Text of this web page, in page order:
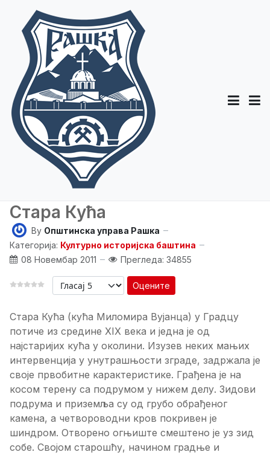
Стара Кућа
By Општинска управа Рашка
Категорија: Културно историјска баштина
08 Новембар 2011
Прегледа: 34855
Оцените
Стара Кућа (кућа Миломира Вујанца) у Градцу
потиче из средине XIX века и једна је од
најстаријих кућа у околини. Изузев неких мањих
интервенција у унутрашњости зграде, задржала је
своје првобитне карактеристике. Грађена је на
косом терену са подрумом у нижем делу. Зидови
подрума и приземља су од грубо обрађеног
камена, а четвороводни кров покривен је
шиндром. Отворено огњиште смештено је уз зид
собе. Својом старошћу, начином градње и